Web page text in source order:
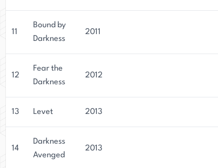
11
Bound by
Darkness
2011
12
Fear the
Darkness
2012
13 Levet 2013
14
Darkness
Avenged
2013